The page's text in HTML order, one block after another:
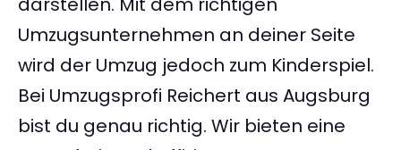
Umzugsunternehmen an deiner Seite
wird der Umzug jedoch zum Kinderspiel.
Bei Umzugsprofi Reichert aus Augsburg
bist du genau richtig. Wir bieten eine